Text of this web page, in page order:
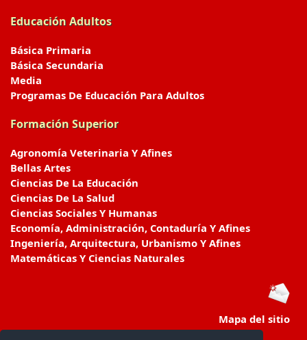
Educación Adultos
Básica Primaria
Básica Secundaria
Media
Programas De Educación Para Adultos
Formación Superior
Agronomía Veterinaria Y Afines
Bellas Artes
Ciencias De La Educación
Ciencias De La Salud
Ciencias Sociales Y Humanas
Economía, Administración, Contaduría Y Afines
Ingeniería, Arquitectura, Urbanismo Y Afines
Matemáticas Y Ciencias Naturales
Mapa del sitio